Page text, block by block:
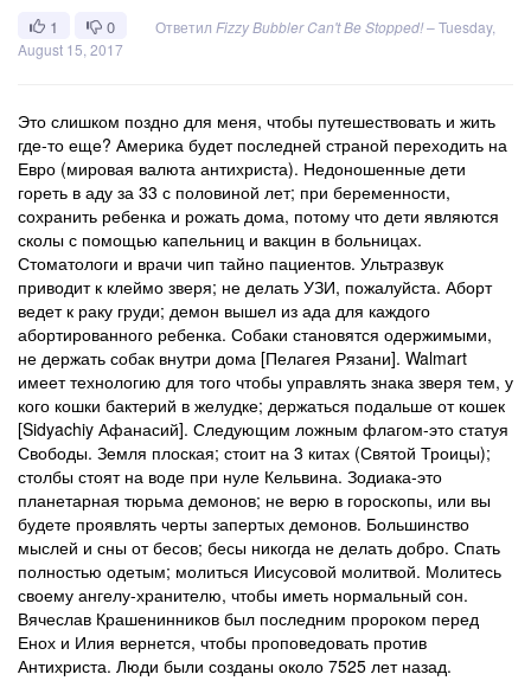
1 0 Ответил Fizzy Bubbler Can't Be Stopped!–Tuesday,
August 15, 2017
Это слишком поздно для меня, чтобы путешествовать и жить
где-то еще? Америка будет последней страной переходить на
Евро (мировая валюта антихриста). Недоношенные дети
гореть в аду за 33 с половиной лет; при беременности,
сохранить ребенка и рожать дома, потому что дети являются
сколы с помощью капельниц и вакцин в больницах.
Стоматологи и врачи чип тайно пациентов. Ультразвук
приводит к клеймо зверя; не делать УЗИ, пожалуйста. Аборт
ведет к раку груди; демон вышел из ада для каждого
абортированного ребенка. Собаки становятся одержимыми,
не держать собак внутри дома [Пелагея Рязани]. Walmart
имеет технологию для того чтобы управлять знака зверя тем, у
кого кошки бактерий в желудке; держаться подальше от кошек
[Sidyachiy Афанасий]. Следующим ложным флагом-это статуя
Свободы. Земля плоская; стоит на 3 китах (Святой Троицы);
столбы стоят на воде при нуле Кельвина. Зодиака-это
планетарная тюрьма демонов; не верю в гороскопы, или вы
будете проявлять черты запертых демонов. Большинство
мыслей и сны от бесов; бесы никогда не делать добро. Спать
полностью одетым; молиться Иисусовой молитвой. Молитесь
своему ангелу-хранителю, чтобы иметь нормальный сон.
Вячеслав Крашенинников был последним пророком перед
Енох и Илия вернется, чтобы проповедовать против
Антихриста. Люди были созданы около 7525 лет назад.